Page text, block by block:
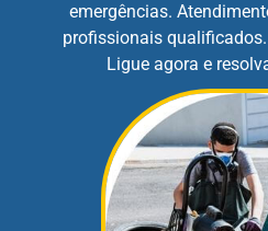
emergências.
profissionais
Ligue agora e